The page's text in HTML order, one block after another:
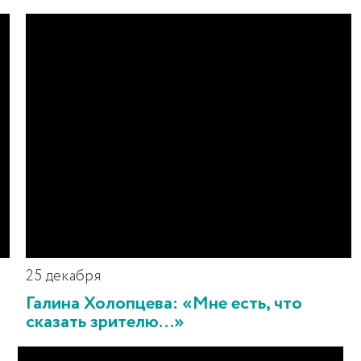
25 декабря
Галина Холопцева: «Мне есть, что
сказать зрителю…»